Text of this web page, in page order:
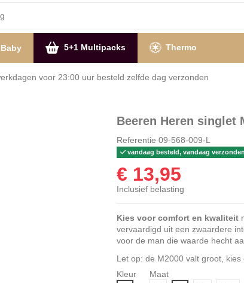
Baby 5+1 Multipacks Thermo
voor 23:00 uur besteld zelfde dag
Beeren Heren singlet
Referentie 09-568-009-L
vandaag besteld, vandaag
€ 13,95
Inclusief belasting
Kies voor comfort en kwaliteit
vervaardigd uit een zwaardere
voor de man die waarde hecht
Let op: de M2000 valt groot, kies
Kleur
Maat